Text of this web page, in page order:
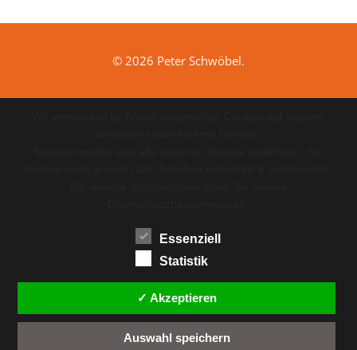
© 2026 Peter Schwöbel.
Essenziell
Statistik
✓ Akzeptieren
Auswahl speichern